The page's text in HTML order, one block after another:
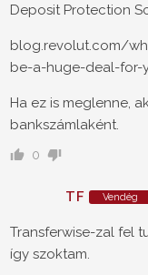
Deposit Protection
blog.revolut.com/
be-a-huge-deal-
Ha ez is meglenne,
bankszámlaként.
0
TF Vendég
Transferwise-zal fel
így szoktam.